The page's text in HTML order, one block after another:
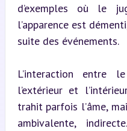
d’exemples où le
l’apparence est
suite des événements.
L’interaction entre
l’extérieur et
trahit parfois l’âme,
ambivalente,